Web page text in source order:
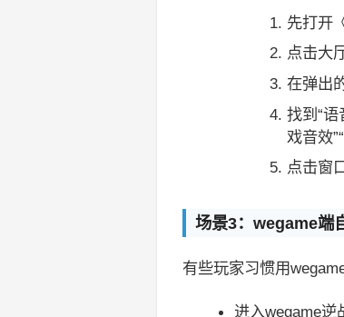
先打开
点击大
在弹出
找到“
戏音效
点击窗
场景3：wegame端
有些玩家习惯用
进入wegame逆